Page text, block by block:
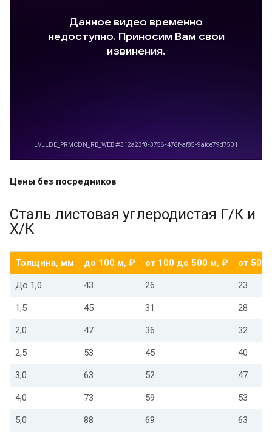
Цены без посредников
Сталь листовая углеродистая Г/К и
Х/К
Толщина, мм до 100 м, ₽ от 100 до 500 м, ₽ от 500
До 1,0 43 26 23
1,5 45 31 28
2,0 47 36 32
2,5 53 45 40
3,0 63 52 47
4,0 73 59 53
5,0 88 69 63